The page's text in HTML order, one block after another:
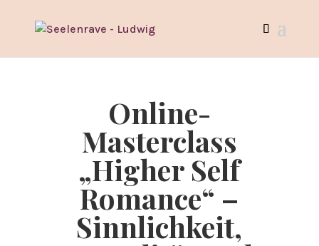
Online-
Masterclass
„Higher Self
Romance“ –
Sinnlichkeit,